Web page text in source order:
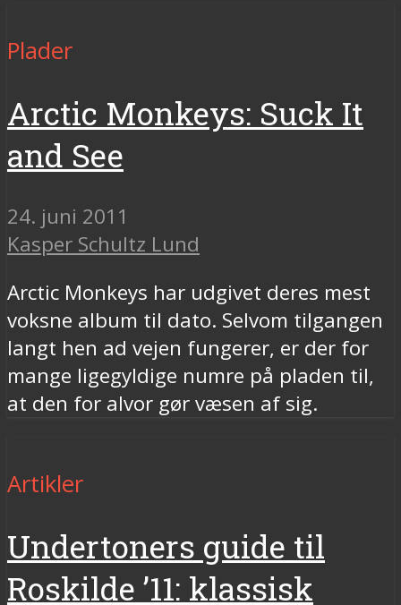
Plader
Arctic Monkeys: Suck It
and See
24. juni 2011
Kasper Schultz Lund
Arctic Monkeys har udgivet deres mest
voksne album til dato. Selvom tilgangen
langt hen ad vejen fungerer, er der for
mange ligegyldige numre på pladen til,
at den for alvor gør væsen af sig.
Artikler
Undertoners guide til
Roskilde ’11: klassisk